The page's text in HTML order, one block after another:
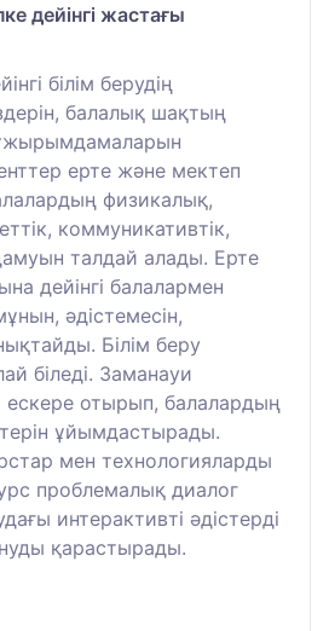
дейінгі жастағы
білім берудің
балалық шақтың
ерте және мектеп
физикалық,
коммуникативтік,
талдай алады. Ерте
дейінгі балалармен
әдістемесін,
Білім беру
біледі. Заманауи
ескере отырып, балалардың
ұйымдастырады.
мен технологияларды
проблемалық диалог
интерактивті әдістерді
қарастырады.